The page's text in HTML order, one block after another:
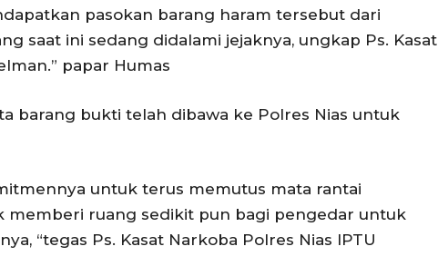
pasokan barang haram tersebut dari
saat ini sedang didalami jejaknya, ungkap Ps. Kasat
papar Humas
barang bukti telah dibawa ke Polres Nias untuk
untuk terus memutus mata rantai
memberi ruang sedikit pun bagi pengedar untuk
“tegas Ps. Kasat Narkoba Polres Nias IPTU